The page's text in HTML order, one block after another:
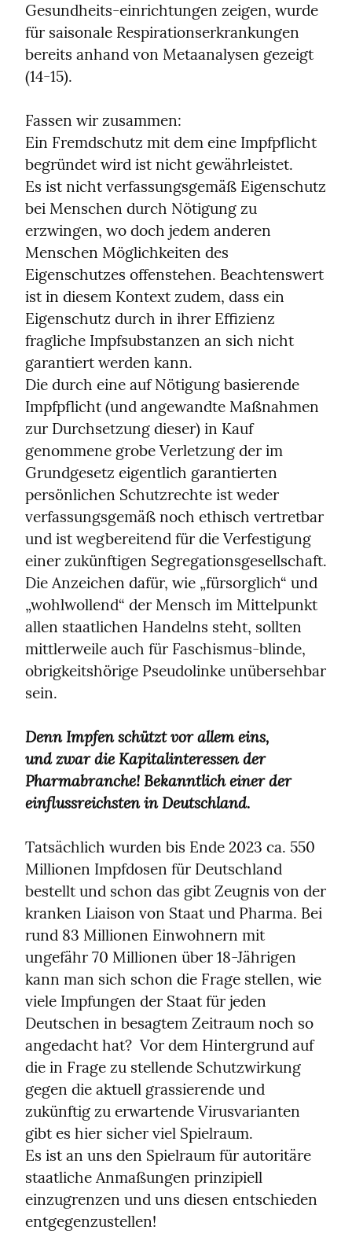
Gesundheits-einrichtungen zeigen, wurde
für saisonale Respirationserkrankungen
bereits anhand von Metaanalysen gezeigt
(14-15).
Fassen wir zusammen:
Ein Fremdschutz mit dem eine Impfpflicht
begründet wird ist nicht gewährleistet.
Es ist nicht verfassungsgemäß Eigenschutz
bei Menschen durch Nötigung zu
erzwingen, wo doch jedem anderen
Menschen Möglichkeiten des
Eigenschutzes offenstehen. Beachtenswert
ist in diesem Kontext zudem, dass ein
Eigenschutz durch in ihrer Effizienz
fragliche Impfsubstanzen an sich nicht
garantiert werden kann.
Die durch eine auf Nötigung basierende
Impfpflicht (und angewandte Maßnahmen
zur Durchsetzung dieser) in Kauf
genommene grobe Verletzung der im
Grundgesetz eigentlich garantierten
persönlichen Schutzrechte ist weder
verfassungsgemäß noch ethisch vertretbar
und ist wegbereitend für die Verfestigung
einer zukünftigen Segregationsgesellschaft.
Die Anzeichen dafür, wie „fürsorglich“ und
„wohlwollend“ der Mensch im Mittelpunkt
allen staatlichen Handelns steht, sollten
mittlerweile auch für Faschismus-blinde,
obrigkeitshörige Pseudolinke unübersehbar
sein.
Denn Impfen schützt vor allem eins,
und zwar die Kapitalinteressen der
Pharmabranche! Bekanntlich einer der
einflussreichsten in Deutschland.
Tatsächlich wurden bis Ende 2023 ca. 550
Millionen Impfdosen für Deutschland
bestellt und schon das gibt Zeugnis von der
kranken Liaison von Staat und Pharma. Bei
rund 83 Millionen Einwohnern mit
ungefähr 70 Millionen über 18-Jährigen
kann man sich schon die Frage stellen, wie
viele Impfungen der Staat für jeden
Deutschen in besagtem Zeitraum noch so
angedacht hat?  Vor dem Hintergrund auf
die in Frage zu stellende Schutzwirkung
gegen die aktuell grassierende und
zukünftig zu erwartende Virusvarianten
gibt es hier sicher viel Spielraum.
Es ist an uns den Spielraum für autoritäre
staatliche Anmaßungen prinzipiell
einzugrenzen und uns diesen entschieden
entgegenzustellen!